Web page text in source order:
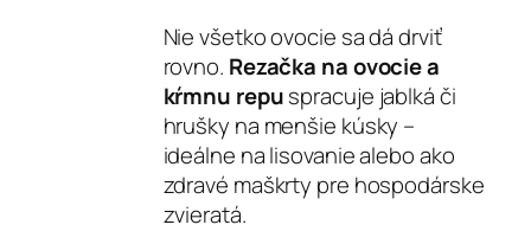
Nie všetko ovocie sa dá drviť
rovno. Rezačka na ovocie a
kŕmnu repuspracuje jablká či
hrušky na menšie kúsky –
ideálne na lisovanie alebo ako
zdravé maškrty pre hospodárske
zvieratá.